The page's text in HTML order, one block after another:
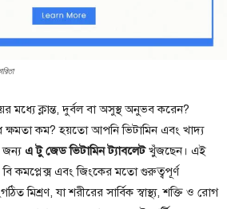
ক্লান্ত, দুর্বল বা অসুস্থ অনুভব করেন?
কম? হয়তো আপনি ভিটামিন এবং খাদ্য
জন্য এ টু জেড ভিটামিন ট্যাবলেটখুঁজছেন। এই
বি কমপ্লেক্স এবং জিংকের মতো গুরুত্বপূর্ণ
মিশ্রণ, যা শরীরের সার্বিক স্বাস্থ্য, শক্তি ও রোগ